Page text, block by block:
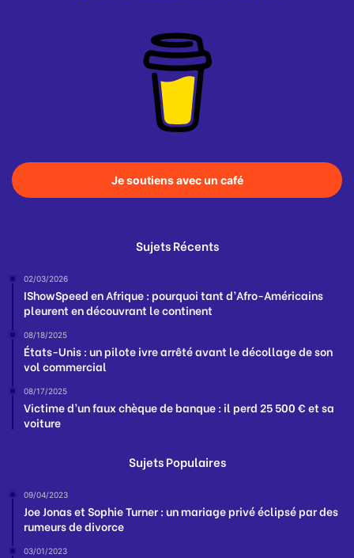
Je soutiens avec un café
Sujets Récents
02/03/2026
IShowSpeed en Afrique : pourquoi tant d’Afro-Américains
pleurent en découvrant le continent
08/18/2025
États-Unis : un pilote ivre arrêté avant le décollage de son
vol commercial
08/17/2025
Victime d’un faux chèque de banque : il perd 25 500 € et sa
voiture
Sujets Populaires
09/04/2023
Joe Jonas et Sophie Turner : un mariage privé éclipsé par des
rumeurs de divorce
03/01/2023